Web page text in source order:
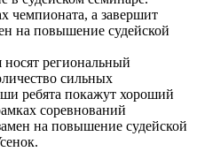
чемпионата, а завершит
на повышение судейской
носят региональный
сильных
ребята покажут хороший
соревнований
на повышение судейской